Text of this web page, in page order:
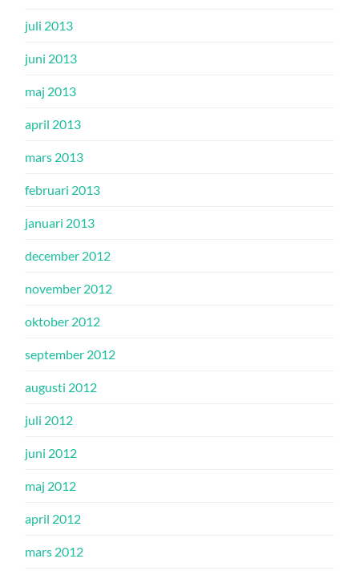
juli 2013
juni 2013
maj 2013
april 2013
mars 2013
februari 2013
januari 2013
december 2012
november 2012
oktober 2012
september 2012
augusti 2012
juli 2012
juni 2012
maj 2012
april 2012
mars 2012